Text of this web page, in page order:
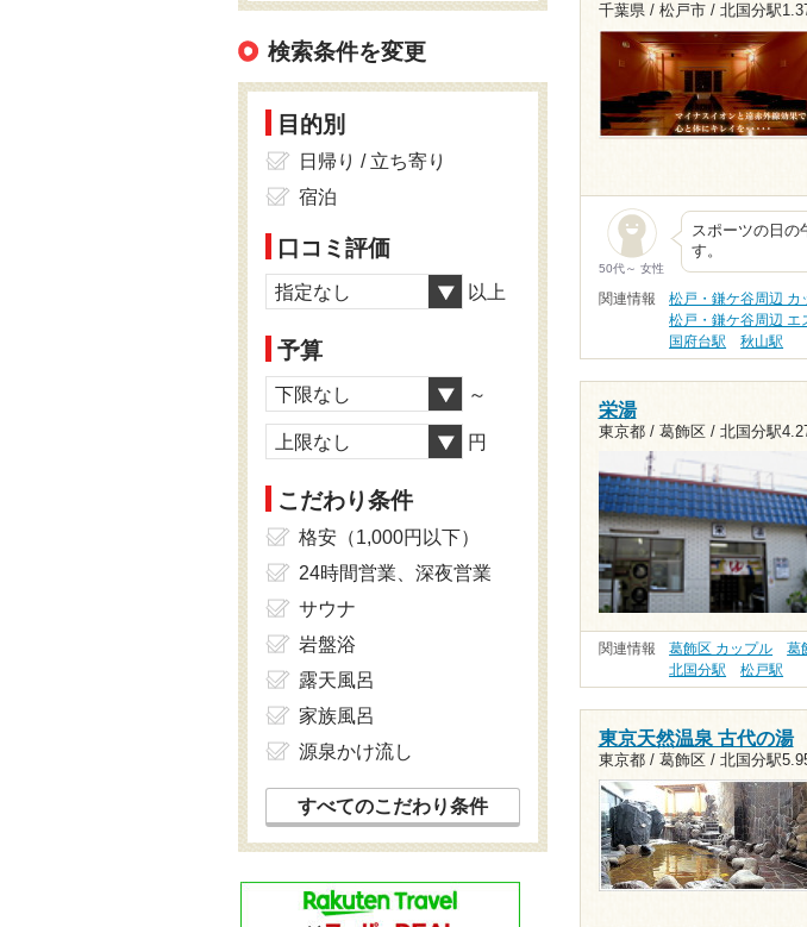
千葉県 / 松戸市 / 北国分駅
50代～ 女性
スポーツの日の
す。
関連情報 松戸・鎌ケ谷周辺 カ
松戸・鎌ケ谷周辺 エ
国府台駅
秋山駅
栄湯
東京都 / 葛飾区 / 北国分駅
関連情報 葛飾区 カップル 葛
北国分駅
松戸駅
東京天然温泉 古代の湯
東京都 / 葛飾区 / 北国分駅
検索条件を変更
目的別
日帰り / 立ち寄り
宿泊
口コミ評価
指定なし 以上
予算
下限なし ～
上限なし 円
こだわり条件
格安（1,000円以下）
24時間営業、深夜営業
サウナ
岩盤浴
露天風呂
家族風呂
源泉かけ流し
すべてのこだわり条件